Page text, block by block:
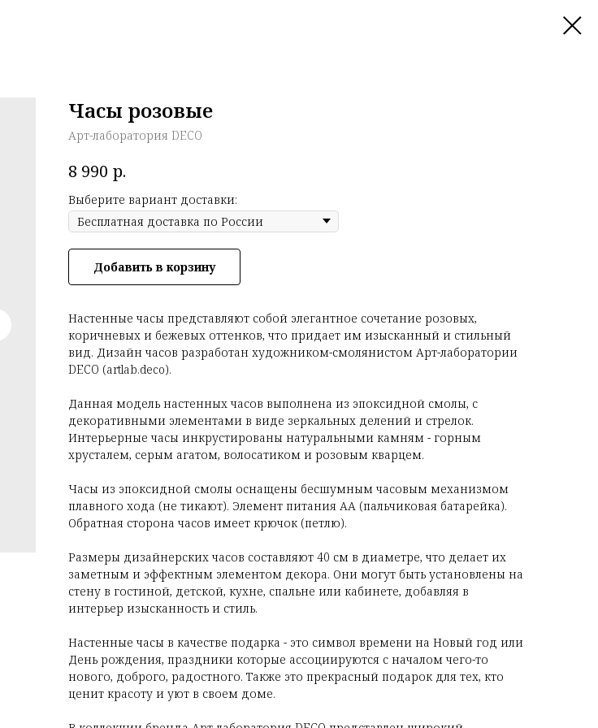
Часы розовые
Арт-лаборатория DECO
8 990 р.
Выберите вариант доставки:
Добавить в корзину
Настенные часы представляют собой элегантное сочетание розовых,
коричневых и бежевых оттенков, что придает им изысканный и стильный
вид. Дизайн часов разработан художником-смолянистом Арт-лаборатории
DECO (artlab.deco).
Данная модель настенных часов выполнена из эпоксидной смолы, с
декоративными элементами в виде зеркальных делений и стрелок.
Интерьерные часы инкрустированы натуральными камням - горным
хрусталем, серым агатом, волосатиком и розовым кварцем.
Часы из эпоксидной смолы оснащены бесшумным часовым механизмом
плавного хода (не тикают). Элемент питания АА (пальчиковая батарейка).
Обратная сторона часов имеет крючок (петлю).
Размеры дизайнерских часов составляют 40 см в диаметре, что делает их
заметным и эффектным элементом декора. Они могут быть установлены на
стену в гостиной, детской, кухне, спальне или кабинете, добавляя в
интерьер изысканность и стиль.
Настенные часы в качестве подарка - это символ времени на Новый год или
День рождения, праздники которые ассоциируются с началом чего-то
нового, доброго, радостного. Также это прекрасный подарок для тех, кто
ценит красоту и уют в своем доме.